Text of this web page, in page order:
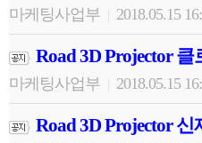
마케팅사업부 2018.05.15
Road 3D Projector
마케팅사업부 2018.05.15
Road 3D Projector 신